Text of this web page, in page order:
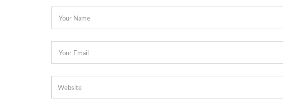
22:58Nova previsão estima que furacão chegará à Flórida nesta noite
22:46Tragédia em Manacapuru: corpo de vítima boia em frente ao local do
22:40
Veja a possível lista de Desaparecidos (segundo familiares)
22:35área de barraco desaba no Porto da Terra Preta, em Manacapuru,
09:38 Governo exonera secretários e comandantes da PM filmados em
prefeitura de Parintins.